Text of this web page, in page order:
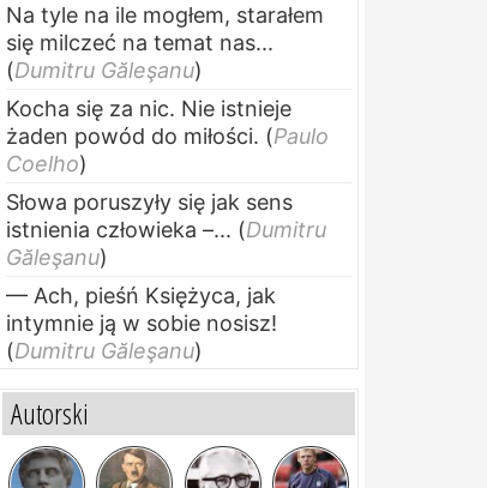
Na tyle na ile mogłem, starałem
się milczeć na temat nas...
(Dumitru Găleşanu)
Kocha się za nic. Nie istnieje
żaden powód do miłości. (Paulo
Coelho)
Słowa poruszyły się jak sens
istnienia człowieka –... (Dumitru
Găleşanu)
— Ach, pieśń Księżyca, jak
intymnie ją w sobie nosisz!
(Dumitru Găleşanu)
Autorski